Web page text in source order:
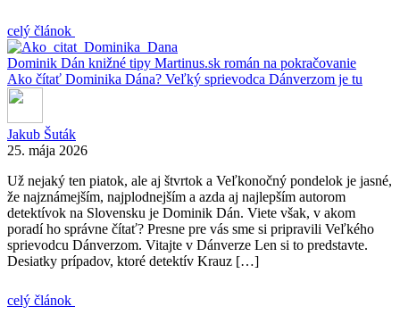
celý článok
Dominik Dán knižné tipy Martinus.sk román na pokračovanie
Ako čítať Dominika Dána? Veľký sprievodca Dánverzom je tu
Jakub Šuták
25. mája 2026
Už nejaký ten piatok, ale aj štvrtok a Veľkonočný pondelok je jasné,
že najznámejším, najplodnejším a azda aj najlepším autorom
detektívok na Slovensku je Dominik Dán. Viete však, v akom
poradí ho správne čítať? Presne pre vás sme si pripravili Veľkého
sprievodcu Dánverzom. Vitajte v Dánverze Len si to predstavte.
Desiatky prípadov, ktoré detektív Krauz […]
celý článok